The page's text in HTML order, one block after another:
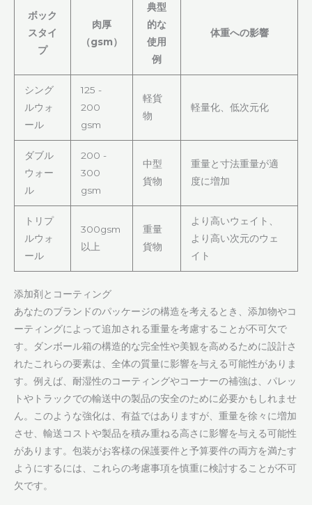
ボック
スタイ
プ
肉厚
（gsm）
典型
的な
使用
例
体重への影響
シング
ルウォ
ール
125 -
200
gsm
軽貨
物
軽量化、低次元化
ダブル
ウォー
ル
200 -
300
gsm
中型
貨物
重量と寸法重量が適
度に増加
トリプ
ルウォ
ール
300gsm
以上
重量
貨物
より高いウェイト、
より高い次元のウェ
イト
添加剤とコーティング
あなたのブランドのパッケージの構造を考えるとき、添加物やコ
ーティングによって追加される重量を考慮することが不可欠で
す。ダンボール箱の構造的な完全性や美観を高めるために設計さ
れたこれらの要素は、全体の質量に影響を与える可能性がありま
す。例えば、耐湿性のコーティングやコーナーの補強は、パレッ
トやトラックでの輸送中の製品の安全のために必要かもしれませ
ん。このような強化は、有益ではありますが、重量を徐々に増加
させ、輸送コストや製品を積み重ねる高さに影響を与える可能性
があります。包装がお客様の保護要件と予算要件の両方を満たす
ようにするには、これらの考慮事項を慎重に検討することが不可
欠です。